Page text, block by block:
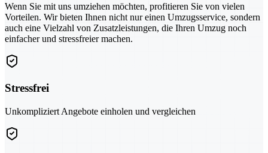
Wenn Sie mit uns umziehen möchten, profitieren Sie von vielen
Vorteilen. Wir bieten Ihnen nicht nur einen Umzugsservice, sondern
auch eine Vielzahl von Zusatzleistungen, die Ihren Umzug noch
einfacher und stressfreier machen.
Stressfrei
Unkompliziert Angebote einholen und vergleichen